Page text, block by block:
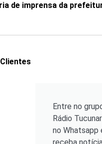
de imprensa da
Entre no
Rádio
no Whatsapp